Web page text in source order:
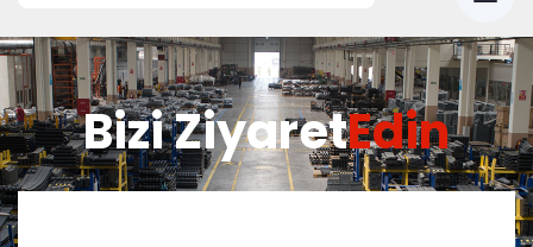
Bizi ZiyaretEdin